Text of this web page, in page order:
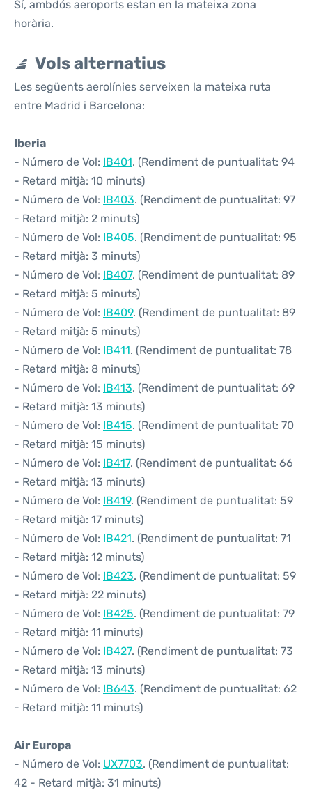
Sí, ambdós aeroports estan en la mateixa zona
horària.
Vols alternatius
Les següents aerolínies serveixen la mateixa ruta
entre Madrid i Barcelona:
Iberia
- Número de Vol: IB401. (Rendiment de puntualitat: 94
- Retard mitjà: 10 minuts)
- Número de Vol: IB403. (Rendiment de puntualitat: 97
- Retard mitjà: 2 minuts)
- Número de Vol: IB405. (Rendiment de puntualitat: 95
- Retard mitjà: 3 minuts)
- Número de Vol: IB407. (Rendiment de puntualitat: 89
- Retard mitjà: 5 minuts)
- Número de Vol: IB409. (Rendiment de puntualitat: 89
- Retard mitjà: 5 minuts)
- Número de Vol: IB411. (Rendiment de puntualitat: 78
- Retard mitjà: 8 minuts)
- Número de Vol: IB413. (Rendiment de puntualitat: 69
- Retard mitjà: 13 minuts)
- Número de Vol: IB415. (Rendiment de puntualitat: 70
- Retard mitjà: 15 minuts)
- Número de Vol: IB417. (Rendiment de puntualitat: 66
- Retard mitjà: 13 minuts)
- Número de Vol: IB419. (Rendiment de puntualitat: 59
- Retard mitjà: 17 minuts)
- Número de Vol: IB421. (Rendiment de puntualitat: 71
- Retard mitjà: 12 minuts)
- Número de Vol: IB423. (Rendiment de puntualitat: 59
- Retard mitjà: 22 minuts)
- Número de Vol: IB425. (Rendiment de puntualitat: 79
- Retard mitjà: 11 minuts)
- Número de Vol: IB427. (Rendiment de puntualitat: 73
- Retard mitjà: 13 minuts)
- Número de Vol: IB643. (Rendiment de puntualitat: 62
- Retard mitjà: 11 minuts)
Air Europa
- Número de Vol: UX7703. (Rendiment de puntualitat:
42 - Retard mitjà: 31 minuts)